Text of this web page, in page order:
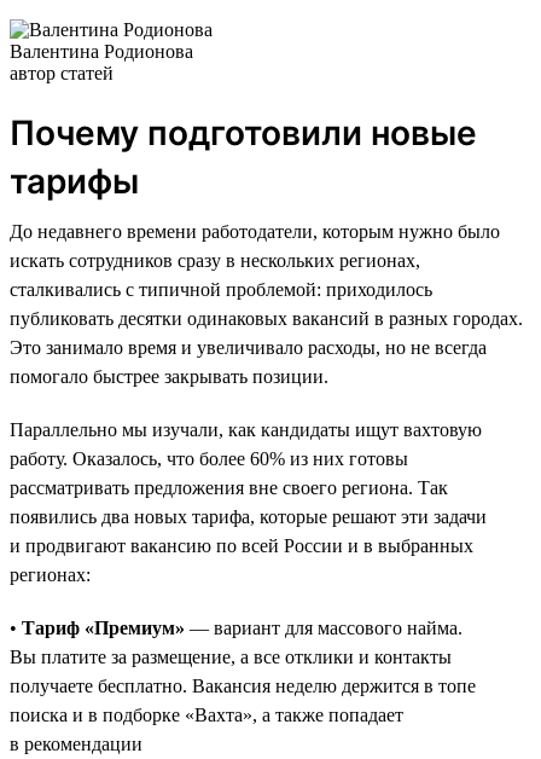
Валентина Родионова
автор статей
Почему подготовили новые
тарифы
До недавнего времени работодатели, которым нужно было
искать сотрудников сразу в нескольких регионах,
сталкивались с типичной проблемой: приходилось
публиковать десятки одинаковых вакансий в разных городах.
Это занимало время и увеличивало расходы, но не всегда
помогало быстрее закрывать позиции.
Параллельно мы изучали, как кандидаты ищут вахтовую
работу. Оказалось, что более 60% из них готовы
рассматривать предложения вне своего региона. Так
появились два новых тарифа, которые решают эти задачи
и продвигают вакансию по всей России и в выбранных
регионах:
• Тариф «Премиум» — вариант для массового найма.
Вы платите за размещение, а все отклики и контакты
получаете бесплатно. Вакансия неделю держится в топе
поиска и в подборке «Вахта», а также попадает
в рекомендации